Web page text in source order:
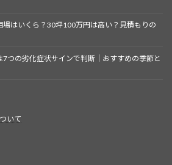
場はいくら？30坪100万円は高い？見積もりの
7つの劣化症状サインで判断｜おすすめの季節と
いて